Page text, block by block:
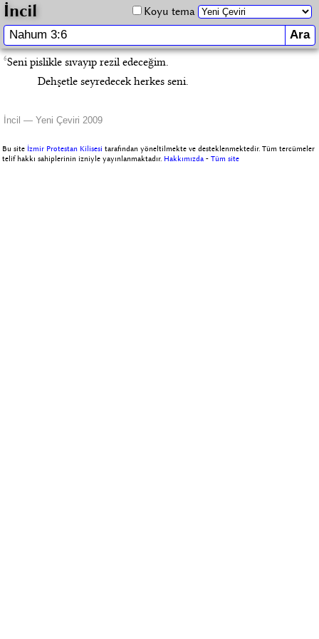
İncil Koyu tema
6Seni pislikle sıvayıp rezil edeceğim.
Dehşetle seyredecek herkes seni.
İncil — Yeni Çeviri 2009
Bu site İzmir Protestan Kilisesi tarafından yöneltilmekte ve desteklenmektedir. Tüm tercümeler
telif hakkı sahiplerinin izniyle yayınlanmaktadır. Hakkımızda -Tüm site